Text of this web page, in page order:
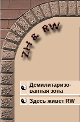
Демилитаризо-
ванная зона
Здесь живет RW